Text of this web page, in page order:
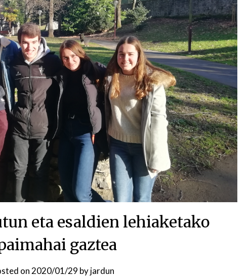
eta esaldien lehiaketako
gaztea
on 2020/01/29 byjardun